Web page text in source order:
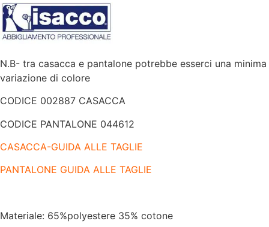
LUNGA
BOTTONI
A
|
195
gr/m2
quantità
N.B- tra casacca e pantalone potrebbe esserci una minima
variazione di colore
CODICE 002887 CASACCA
CODICE PANTALONE 044612
CASACCA-GUIDA ALLE TAGLIE
PANTALONE GUIDA ALLE TAGLIE
Materiale: 65%polyestere 35% cotone